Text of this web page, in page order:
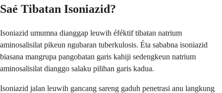
Saé Tibatan Isoniazid?
Isoniazid umumna dianggap leuwih éféktif tibatan natrium
aminosalisilat pikeun ngubaran tuberkulosis. Éta sababna isoniazid
biasana mangrupa pangobatan garis kahiji sedengkeun natrium
aminosalisilat dianggo salaku pilihan garis kadua.
Isoniazid jalan leuwih gancang sareng gaduh penetrasi anu langkung